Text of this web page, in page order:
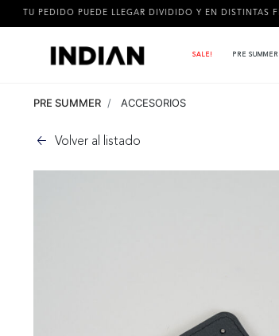
PUEDE LLEGAR DIVIDIDO Y EN DISTINTAS FECHAS!
SALE! PRE SUMMER
PRE SUMMER ACCESORIOS
Volver al listado